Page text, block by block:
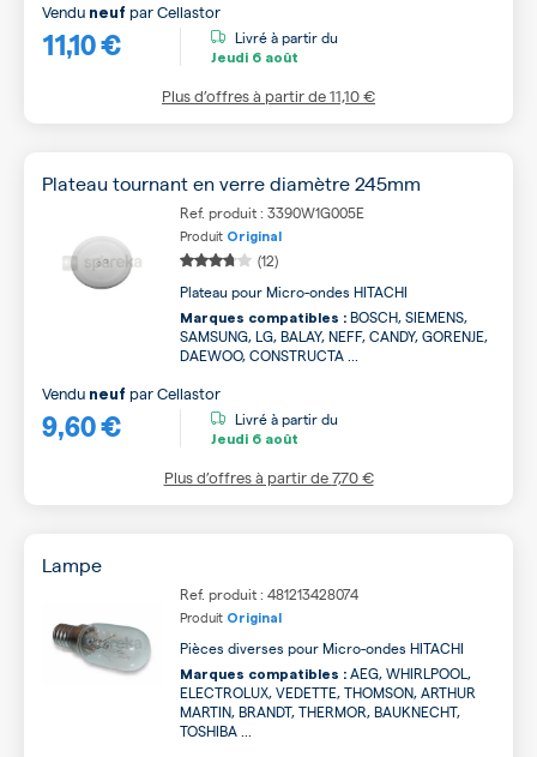
11,10 €
Vendu neuf parCellastor
Livré à partir du
Jeudi 6 août
Plus d’offres à partir de11,10 €
Plateau tournant en verre diamètre 245mm
Ref. produit : 3390W1G005E
Produit Original
(12)
Plateau pour Micro-ondes HITACHI
Marques compatibles : BOSCH, SIEMENS,
SAMSUNG, LG, BALAY, NEFF, CANDY, GORENJE,
DAEWOO, CONSTRUCTA ...
9,60 €
Vendu neuf parCellastor
Livré à partir du
Jeudi 6 août
Plus d’offres à partir de7,70 €
Lampe
Ref. produit : 481213428074
Produit Original
Pièces diverses pour Micro-ondes HITACHI
Marques compatibles : AEG, WHIRLPOOL,
ELECTROLUX, VEDETTE, THOMSON, ARTHUR
MARTIN, BRANDT, THERMOR, BAUKNECHT,
TOSHIBA ...